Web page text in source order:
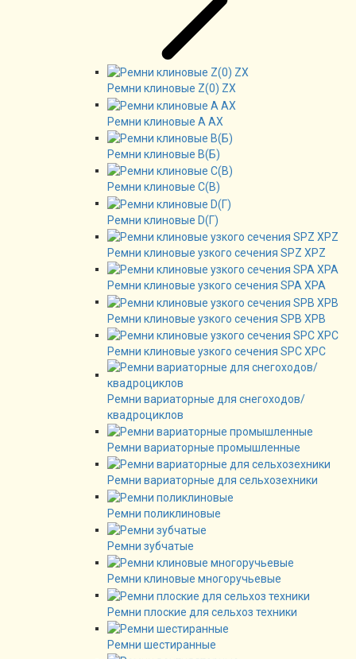
Ремни клиновые Z(0) ZX
Ремни клиновые А AX
Ремни клиновые В(Б)
Ремни клиновые C(B)
Ремни клиновые D(Г)
Ремни клиновые узкого сечения SPZ XPZ
Ремни клиновые узкого сечения SPA XPA
Ремни клиновые узкого сечения SPB XPB
Ремни клиновые узкого сечения SPC XPC
Ремни вариаторные для снегоходов/
квадроциклов
Ремни вариаторные промышленные
Ремни вариаторные для сельхозехники
Ремни поликлиновые
Ремни зубчатые
Ремни клиновые многоручьевые
Ремни плоские для сельхоз техники
Ремни шестиранные